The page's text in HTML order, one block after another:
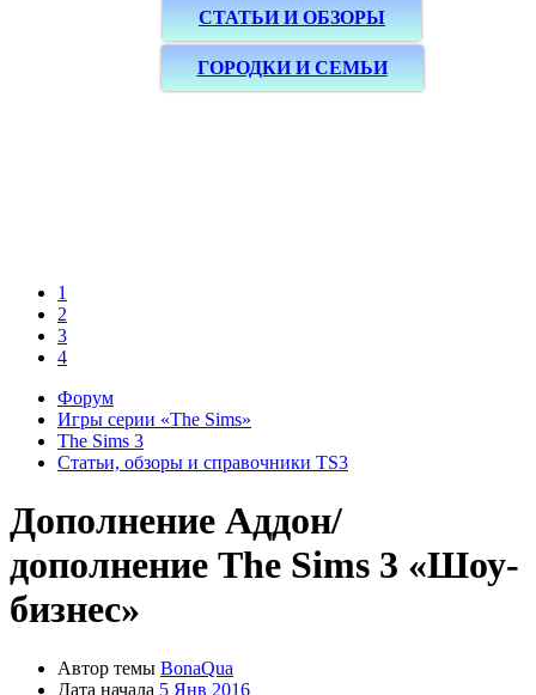
СТАТЬИ И ОБЗОРЫ
ГОРОДКИ И СЕМЬИ
1
2
3
4
Форум
Игры серии «The Sims»
The Sims 3
Статьи, обзоры и справочники TS3
Дополнение Аддон/
дополнение The Sims 3 «Шоу-
бизнес»
Автор темы BonaQua
Дата начала 5 Янв 2016